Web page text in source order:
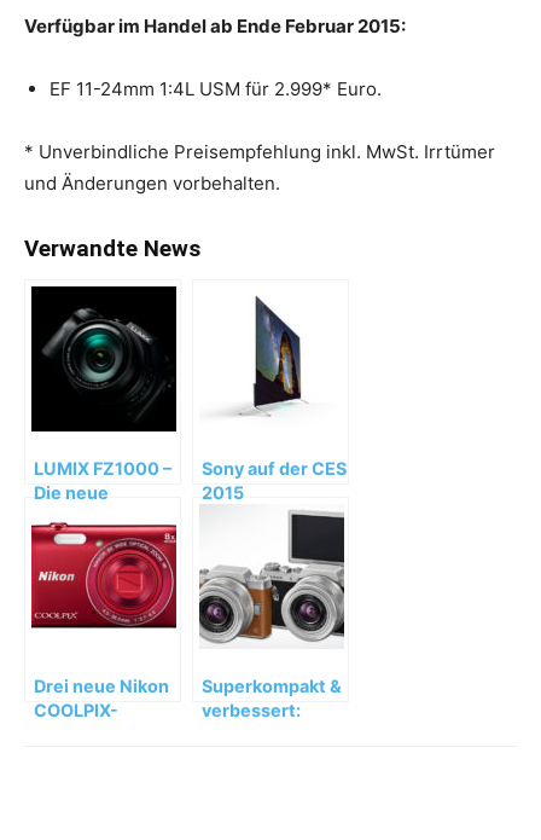
Verfügbar im Handel ab Ende Februar 2015:
EF 11-24mm 1:4L USM für 2.999* Euro.
* Unverbindliche Preisempfehlung inkl. MwSt. Irrtümer
und Änderungen vorbehalten.
Verwandte News
LUMIX FZ1000 –
Die neue
Bridgekamera
von Panasonic
Sony auf der CES
2015
Drei neue Nikon
COOLPIX-
Superkompakt &
verbessert: